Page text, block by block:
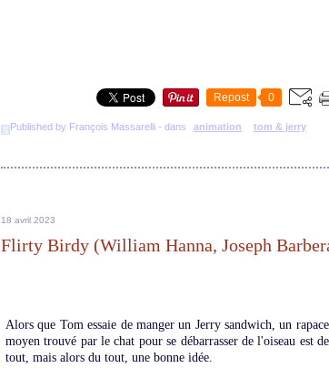
Repost 0
Published by François Massarelli - dans animation tom & jerry
18 avril 2023
Flirty Birdy (William Hanna, Joseph
Alors que Tom essaie de manger un Jerry sandwich, un
moyen trouvé par le chat pour se débarrasser de l'oiseau est
tout, mais alors du tout, une bonne idée.